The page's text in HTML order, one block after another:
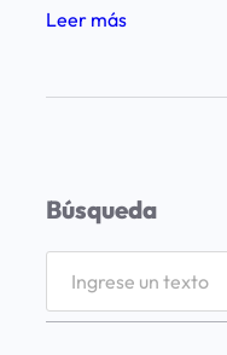
Leer más:
d
a
c
i
Búsqueda